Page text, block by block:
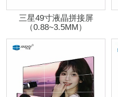
三星49寸液晶拼接屏
（0.88~3.5MM）